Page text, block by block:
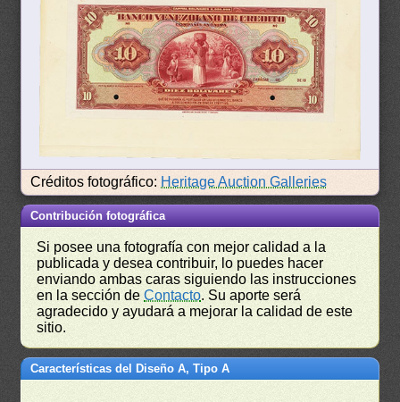
Créditos fotográfico: Heritage Auction Galleries
Contribución fotográfica
Si posee una fotografía con mejor calidad a la
publicada y desea contribuir, lo puedes hacer
enviando ambas caras siguiendo las instrucciones
en la sección deContacto. Su aporte será
agradecido y ayudará a mejorar la calidad de este
sitio.
Características del Diseño A, Tipo A